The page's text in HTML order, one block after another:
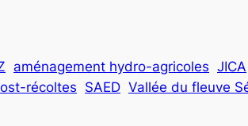
aménagement hydro-agricoles JICA
récoltes SAED Vallée du fleuve